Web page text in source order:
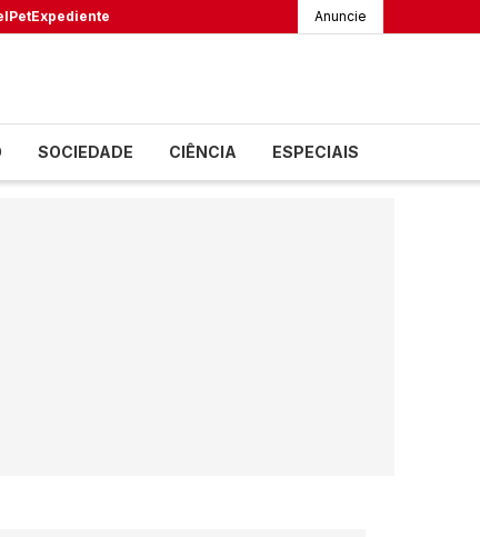
PetExpediente Anuncie
SOCIEDADE CIÊNCIA ESPECIAIS